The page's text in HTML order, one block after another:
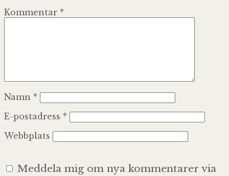
Kommentar *
Namn *
E-postadress *
Webbplats
Meddela mig om nya kommentarer via